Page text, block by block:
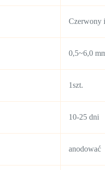
Czerwony
0,5~6,0
1szt.
10-25 dni
anodować